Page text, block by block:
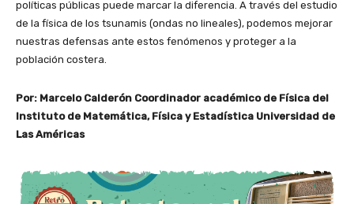
políticas públicas puede marcar la diferencia. A través del estudio
de la física de los tsunamis (ondas no lineales), podemos mejorar
nuestras defensas ante estos fenómenos y proteger a la
población costera.
Por: Marcelo Calderón Coordinador académico de Física del
Instituto de Matemática, Física y Estadística Universidad de
Las Américas